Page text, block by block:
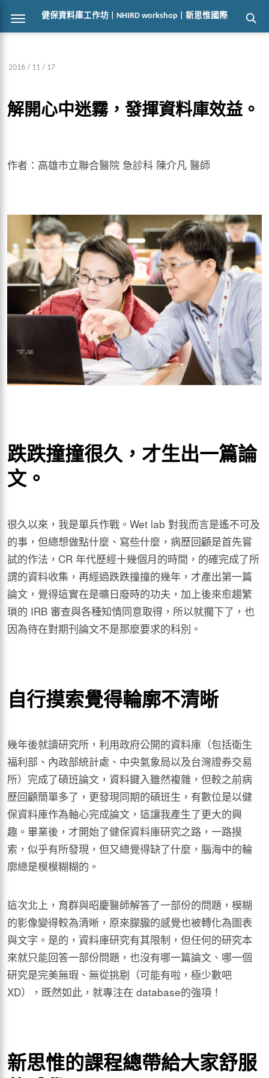
健保資料庫工作坊 | NHIRD workshop | 新思惟國際
2016 / 11 / 17
解開心中迷霧，發揮資料庫效益。
作者：高雄市立聯合醫院 急診科 陳介凡 醫師
跌跌撞撞很久，才生出一篇論
文。
很久以來，我是單兵作戰。Wet lab 對我而言是遙不可及
的事，但總想做點什麼、寫些什麼，病歷回顧是首先嘗
試的作法，CR 年代歷經十幾個月的時間，的確完成了所
謂的資料收集，再經過跌跌撞撞的幾年，才產出第一篇
論文，覺得這實在是曠日廢時的功夫，加上後來愈趨繁
瑣的 IRB 審查與各種知情同意取得，所以就擱下了，也
因為待在對期刊論文不是那麼要求的科別。
自行摸索覺得輪廓不清晰
幾年後就讀研究所，利用政府公開的資料庫（包括衛生
福利部、內政部統計處、中央氣象局以及台灣證券交易
所）完成了碩班論文，資料鍵入雖然複雜，但較之前病
歷回顧簡單多了，更發現同期的碩班生，有數位是以健
保資料庫作為軸心完成論文，這讓我產生了更大的興
趣。畢業後，才開始了健保資料庫研究之路，一路摸
索，似乎有所發現，但又總覺得缺了什麼，腦海中的輪
廓總是模模糊糊的。
這次北上，育群與昭慶醫師解答了一部份的問題，模糊
的影像變得較為清晰，原來朦朧的感覺也被轉化為圖表
與文字。是的，資料庫研究有其限制，但任何的研究本
來就只能回答一部份問題，也沒有哪一篇論文、哪一個
研究是完美無瑕、無從挑剔（可能有啦，極少數吧
XD），既然如此，就專注在 database的強項！
新思惟的課程總帶給大家舒服